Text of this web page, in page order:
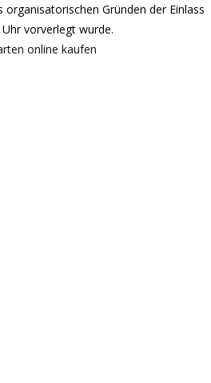
organisatorischen Gründen der Einlass
vorverlegt wurde.
online kaufen